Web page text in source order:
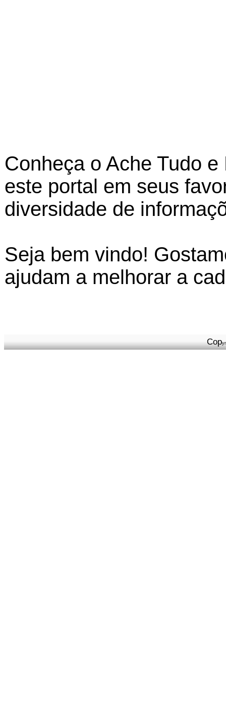
Conheça o Ache Tudo
este portal em seus
diversidade de
Seja bem vindo!
ajudam a melhorar a
Cop